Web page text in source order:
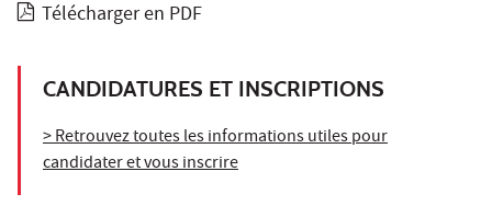
Télécharger en PDF
CANDIDATURES ET INSCRIPTIONS
> Retrouvez toutes les informations utiles pour
candidater et vous inscrire